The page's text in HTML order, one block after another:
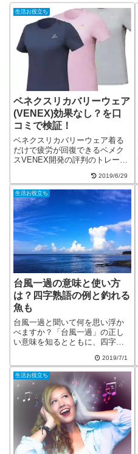
生活お役立ち
ベネクスリカバリーウェア
(VENEX)効果なし？を口
コミで検証！
ベネクスリカバリーウェア着る
だけで疲労が回復できるベメク
スVENEX開発の評判のトレーニ
特殊素材のPHTとともに、効果
のある理由をエビデンスで説明
します。その評判と口コミもご
紹介。
2019/6/29
生活お役立ち
台風一過の意味と使い方
は？四字熟語の例と釣れる
魚も
台風一過と聞いて何を思い浮か
べますか？「台風一過」の正し
い意味を知るとともに、四字熟
2019/7/1
生活お役立ち